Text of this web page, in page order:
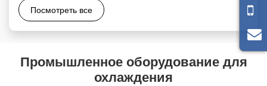
Посмотреть все
Промышленное оборудование для
охлаждения